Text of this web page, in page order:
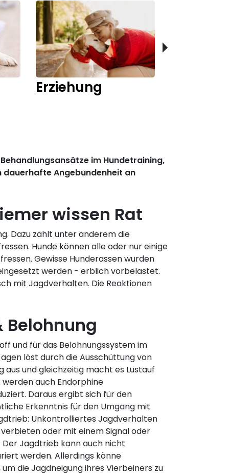
Erziehung
im Hundetraining,
dauerhafte Angebundenheit an
wissen Rat
Dazu zählt unter anderem die
Hunde können alle oder nur einige
Gewisse Hunderassen wurden
werden - erblich vorbelastet.
mit Jagdverhalten. Die Reaktionen
und für das Belohnungssystem im
löst durch die Ausschüttung von
aus und gleichzeitig macht es Lustauf
auch Endorphine
Daraus ergibt sich für den
Erkenntnis für den Umgang mit
Unkontrolliertes Jagdverhalten
oder mit einem Signal oder
Jagdtrieb kann auch nicht
werden. Allerdings könne
die Jagdneigung ihres Vierbeiners zu